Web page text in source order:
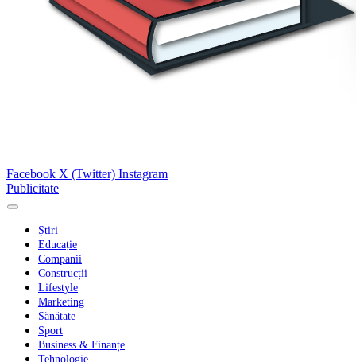
Facebook X (Twitter) Instagram
Publicitate
Știri
Educație
Companii
Construcții
Lifestyle
Marketing
Sănătate
Sport
Business & Finanțe
Tehnologie